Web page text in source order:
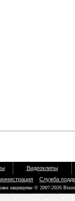
Видеоклипы
Служба
защищены © 2007-2026